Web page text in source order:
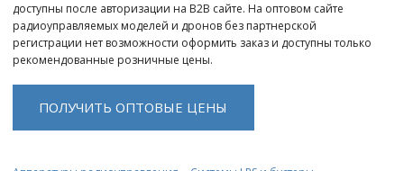
Войти в B2B
Стать партнером
доступны после авторизации на B2B сайте. На оптовом сайте
радиоуправляемых моделей и дронов без партнерской
регистрации нет возможности оформить заказ и доступны только
рекомендованные розничные цены.
ПОЛУЧИТЬ ОПТОВЫЕ ЦЕНЫ